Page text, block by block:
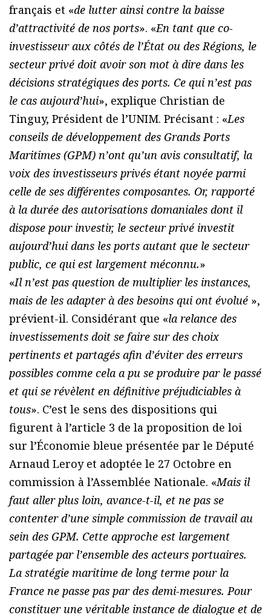
français et «de lutter ainsi contre la baisse
d’attractivité de nos ports». «En tant que co-
investisseur aux côtés de l’État ou des Régions, le
secteur privé doit avoir son mot à dire dans les
décisions stratégiques des ports. Ce qui n’est pas
le cas aujourd’hui», explique Christian de
Tinguy, Président de l’UNIM. Précisant : «Les
conseils de développement des Grands Ports
Maritimes (GPM) n’ont qu’un avis consultatif, la
voix des investisseurs privés étant noyée parmi
celle de ses différentes composantes. Or, rapporté
à la durée des autorisations domaniales dont il
dispose pour investir, le secteur privé investit
aujourd’hui dans les ports autant que le secteur
public, ce qui est largement méconnu.»
«Il n’est pas question de multiplier les instances,
mais de les adapter à des besoins qui ont évolué »,
prévient-il. Considérant que «la relance des
investissements doit se faire sur des choix
pertinents et partagés afin d’éviter des erreurs
possibles comme cela a pu se produire par le passé
et qui se révèlent en définitive préjudiciables à
tous». C’est le sens des dispositions qui
figurent à l’article 3 de la proposition de loi
sur l’Économie bleue présentée par le Député
Arnaud Leroy et adoptée le 27 Octobre en
commission à l’Assemblée Nationale. «Mais il
faut aller plus loin, avance-t-il, et ne pas se
contenter d’une simple commission de travail au
sein des GPM. Cette approche est largement
partagée par l’ensemble des acteurs portuaires.
La stratégie maritime de long terme pour la
France ne passe pas par des demi-mesures. Pour
constituer une véritable instance de dialogue et de